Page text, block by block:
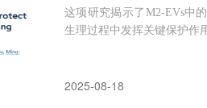
这项研究揭示了M2-EVs中
生理过程中发挥关键保护作
2025-08-18